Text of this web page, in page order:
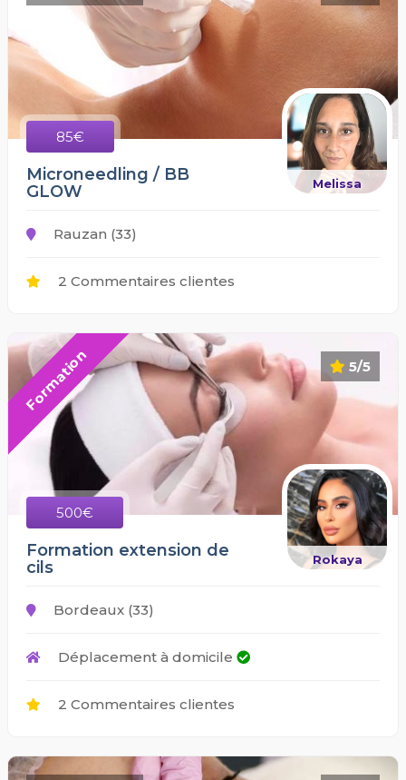
85€
Melissa
Microneedling / BB
GLOW
Rauzan (33)
2 Commentaires clientes
Formation 5/5
500€
Rokaya
Formation extension de
cils
Bordeaux (33)
Déplacement à domicile
2 Commentaires clientes